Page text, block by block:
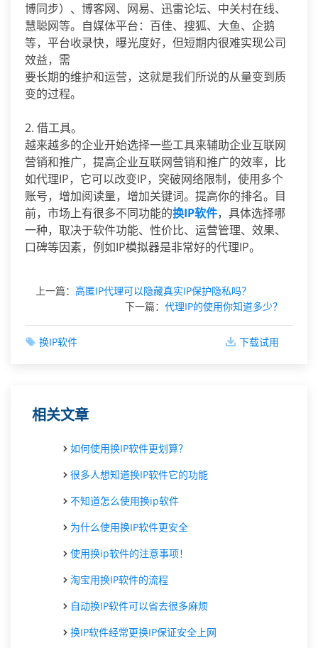
博同步）、博客网、网易、迅雷论坛、中关村在线、
慧聪网等。自媒体平台：百佳、搜狐、大鱼、企鹅
等，平台收录快，曝光度好，但短期内很难实现公司
效益，需
要长期的维护和运营，这就是我们所说的从量变到质
变的过程。
2. 借工具。
越来越多的企业开始选择一些工具来辅助企业互联网
营销和推广，提高企业互联网营销和推广的效率，比
如代理IP，它可以改变IP，突破网络限制，使用多个
账号，增加阅读量，增加关键词。提高你的排名。目
前，市场上有很多不同功能的换IP软件，具体选择哪
一种，取决于软件功能、性价比、运营管理、效果、
口碑等因素，例如IP模拟器是非常好的代理IP。
上一篇： 高匿IP代理可以隐藏真实IP保护隐私吗？
下一篇： 代理IP的使用你知道多少？
换IP软件 下载试用
相关文章
如何使用换IP软件更划算？
很多人想知道换IP软件它的功能
不知道怎么使用换ip软件
为什么使用换IP软件更安全
使用换ip软件的注意事项！
淘宝用换IP软件的流程
自动换IP软件可以省去很多麻烦
换IP软件经常更换IP保证安全上网